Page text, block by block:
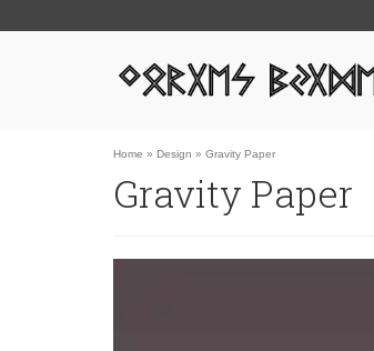
Home » Design » Gravity Paper
Gravity Paper